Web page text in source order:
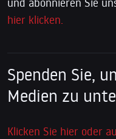
hier klicken.
Spenden Sie,
Medien zu
Klicken Sie hier oder